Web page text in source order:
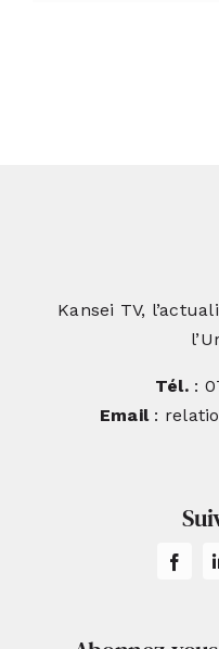
Kansei TV,
Tél.:
Email: